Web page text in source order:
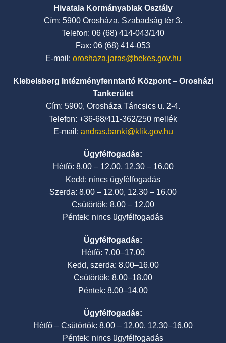
Hivatala Kormányablak Osztály
Cím: 5900 Orosháza, Szabadság tér 3.
Telefon: 06 (68) 414-043/140
Fax: 06 (68) 414-053
E-mail: oroshaza.jaras@bekes.gov.hu
Klebelsberg Intézményfenntartó Központ – Orosházi
Tankerület
Cím: 5900, Orosháza Táncsics u. 2-4.
Telefon: +36-68/411-362/250 mellék
E-mail: andras.banki@klik.gov.hu
Ügyfélfogadás:
Hétfő: 8.00 – 12.00, 12.30 – 16.00
Kedd: nincs ügyfélfogadás
Szerda: 8.00 – 12.00, 12.30 – 16.00
Csütörtök: 8.00 – 12.00
Péntek: nincs ügyfélfogadás
Ügyfélfogadás:
Hétfő: 7.00–17.00
Kedd, szerda: 8.00–16.00
Csütörtök: 8.00–18.00
Péntek: 8.00–14.00
Ügyfélfogadás:
Hétfő – Csütörtök: 8.00 – 12.00, 12.30–16.00
Péntek: nincs ügyfélfogadás